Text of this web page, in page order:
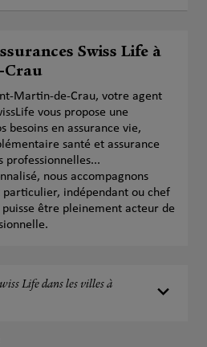
Swiss Life à
Crau
Martin-de-Crau, votre agent
vous propose une
besoins en assurance vie,
santé et assurance
professionnelles...
nous accompagnons
indépendant ou chef
être pleinement acteur de
Life dans les villes à